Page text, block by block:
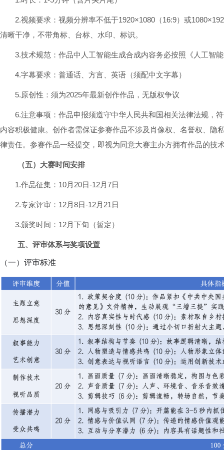
2.视频要求：视频分辨率不低于1920×1080（16:9）或
清晰干净，不带角标、台标、水印、标识。
3.技术规范：作品中人工智能生成合成内容务必按照《人工智
4.字幕要求：普通话、方言、英语（须配中文字幕）
5.原创性：须为2025年最新创作作品，无版权争议
6.注意事项：作品申报须遵守中华人民共和国相关法律法规，
内容积极健康。创作者需保证参赛作品不涉及肖像权、名誉权、隐
律责任。参赛作品一经提交，即视为同意大赛主办方拥有作品的技
（五）大赛时间安排
1.作品征集：10月20日-12月7日
2.专家评审：12月8日-12月21日
3.颁奖时间：12月下旬（暂定）
五、评审体系与奖项设置
（一）评审标准